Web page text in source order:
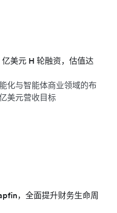
美元 H 轮融资，估值达
化与智能体商业领域的布
美元营收目标
，全面提升财务生命周